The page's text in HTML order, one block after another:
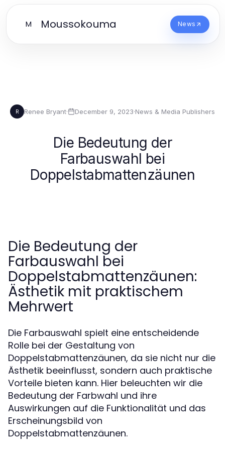
M Moussokouma News
R Renee Bryant· December 9, 2023·News & Media Publishers
Die Bedeutung der
Farbauswahl bei
Doppelstabmattenzäunen
Die Bedeutung der
Farbauswahl bei
Doppelstabmattenzäunen:
Ästhetik mit praktischem
Mehrwert
Die Farbauswahl spielt eine entscheidende
Rolle bei der Gestaltung von
Doppelstabmattenzäunen, da sie nicht nur die
Ästhetik beeinflusst, sondern auch praktische
Vorteile bieten kann. Hier beleuchten wir die
Bedeutung der Farbwahl und ihre
Auswirkungen auf die Funktionalität und das
Erscheinungsbild von
Doppelstabmattenzäunen.